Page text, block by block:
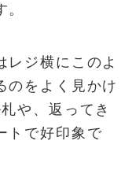
レジ横にこのよ
のをよく見かけ
や、返ってき
トで好印象で